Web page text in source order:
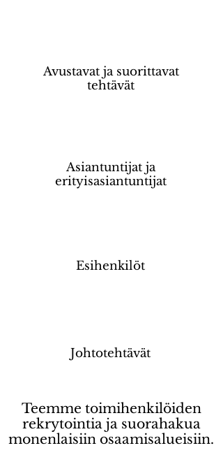
Avustavat ja suorittavat
tehtävät
Asiantuntijat ja
erityisasiantuntijat
Esihenkilöt
Johtotehtävät
Teemme toimihenkilöiden
rekrytointia ja suorahakua
monenlaisiin osaamisalueisiin.